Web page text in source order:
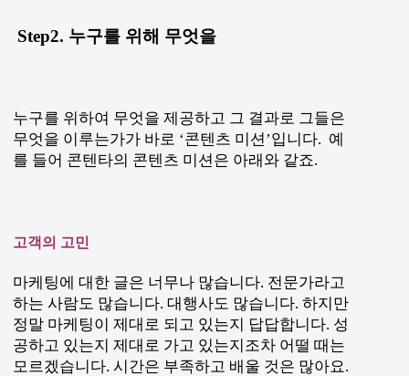
Step2. 누구를 위해 무엇을
누구를 위하여 무엇을 제공하고 그 결과로 그들은
무엇을 이루는가가 바로 ‘콘텐츠 미션’입니다. 예
를 들어 콘텐타의 콘텐츠 미션은 아래와 같죠.
고객의 고민
마케팅에 대한 글은 너무나 많습니다. 전문가라고
하는 사람도 많습니다. 대행사도 많습니다. 하지만
정말 마케팅이 제대로 되고 있는지 답답합니다. 성
공하고 있는지 제대로 가고 있는지조차 어떨 때는
모르겠습니다. 시간은 부족하고 배울 것은 많아요.